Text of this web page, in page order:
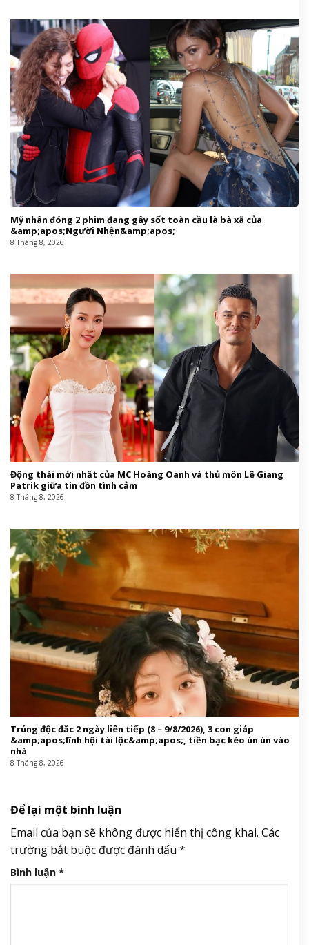
Mỹ nhân đóng 2 phim đang gây sốt toàn cầu là bà xã của
&amp;apos;Người Nhện&amp;apos;
8 Tháng 8, 2026
Động thái mới nhất của MC Hoàng Oanh và thủ môn Lê Giang
Patrik giữa tin đồn tình cảm
8 Tháng 8, 2026
Trúng độc đắc 2 ngày liên tiếp (8 – 9/8/2026), 3 con giáp
&amp;apos;lĩnh hội tài lộc&amp;apos;, tiền bạc kéo ùn ùn vào
nhà
8 Tháng 8, 2026
Để lại một bình luận
Email của bạn sẽ không được hiển thị công khai. Các
trường bắt buộc được đánh dấu *
Bình luận *